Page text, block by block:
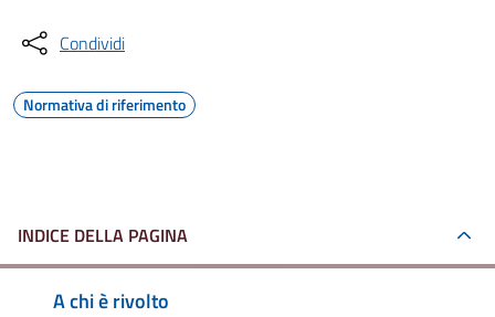
Condividi
Normativa di riferimento
INDICE DELLA PAGINA
A chi è rivolto